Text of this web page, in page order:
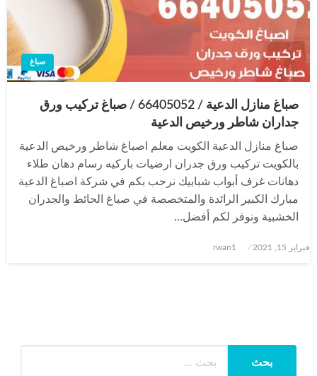
صباغ
صباغ منازل الدعية / 66405052 / صباغ تركيب ورق
جداران شاطر ورخيص الدعية
صباغ منازل الدعية الكويت معلم اصباغ شاطر ورخيص الدعية
بالكويت تركيب ورق جدران ارضيات باركيه رسام دهان طلاء
دهانات غرف أبواب شبابيك نرحب بكم في شركة اصباغ الدعية
مبارك الكبير الرائدة والمتخصصة في صباغ الحائط والجدران
الخشبية ونوفر لكم أفضل…
نُشر
فبراير 15, 2021 rwan1